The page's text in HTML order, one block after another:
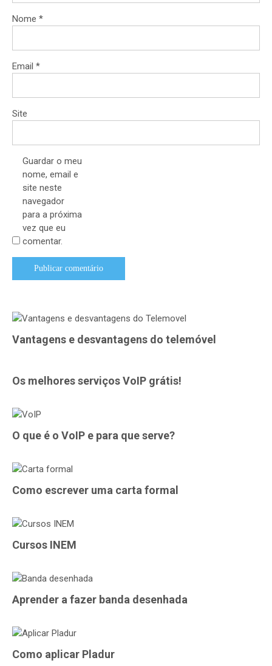
Nome *
Email *
Site
Guardar o meu
nome, email e
site neste
navegador
para a próxima
vez que eu
comentar.
Vantagens e desvantagens do telemóvel
Os melhores serviços VoIP grátis!
O que é o VoIP e para que serve?
Como escrever uma carta formal
Cursos INEM
Aprender a fazer banda desenhada
Como aplicar Pladur